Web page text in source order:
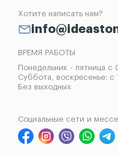
Реставрация
Демонтаж памятников
Хотите написать нам?
ВРЕМЯ РАБОТЫ
Понедельник - пятница с
Суббота, воскресенье: с
Без выходных
Социальные сети и